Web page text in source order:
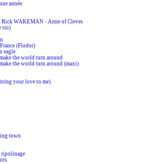
année
WAKEMAN - Anne of Cleves
toi)
(Flodor)
eagle
the world turn around
the world turn around (maxi)
your love to me)
town
ripolinage